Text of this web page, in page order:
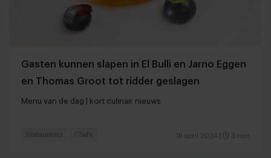
Gasten kunnen slapen in El Bulli en Jarno Eggen
en Thomas Groot tot ridder geslagen
Menu van de dag | kort culinair nieuws
18 april 2024 3 min
Restaurants Chefs